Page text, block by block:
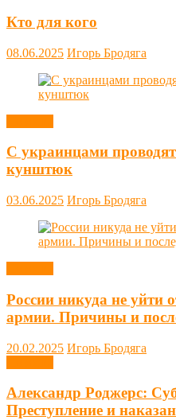
Кто для кого
08.06.2025 Игорь Бродяга
С украинцами
кунштюк
03.06.2025 Игорь Бродяга
России никуда не уйти
армии. Причины и
20.02.2025 Игорь Бродяга
Александр Роджерс:
Преступление и